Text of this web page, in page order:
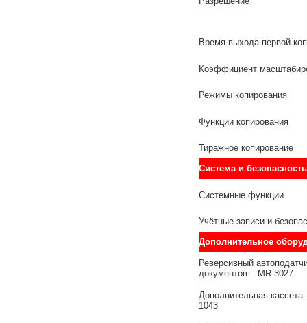
Время выхода первой
Коэффициент
Режимы копирования
Функции копирования
Тиражное копирование
Система и безопасность
Системные функции
Учётные записи и
Дополнительное
Реверсивный
документов – MR-3027
Дополнительная кассета
1043